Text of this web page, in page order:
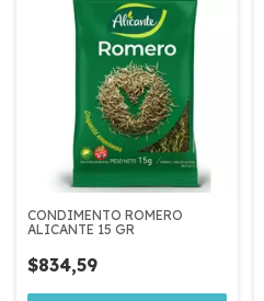
CONDIMENTO ROMERO
ALICANTE 15 GR
$834,59